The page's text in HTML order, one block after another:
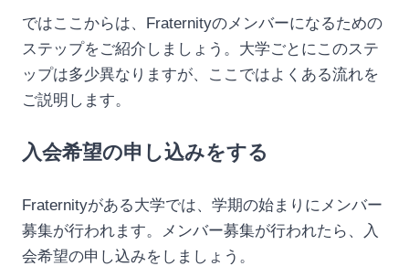
ではここからは、Fraternityのメンバーになるための
ステップをご紹介しましょう。大学ごとにこのステ
ップは多少異なりますが、ここではよくある流れを
ご説明します。
入会希望の申し込みをする
Fraternityがある大学では、学期の始まりにメンバー
募集が行われます。メンバー募集が行われたら、入
会希望の申し込みをしましょう。